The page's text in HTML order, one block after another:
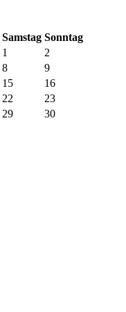
Samstag Sonntag
1
2
8
9
15
16
22
23
29
30